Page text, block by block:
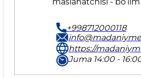
+998712000118
https://
Juma 14:00 -